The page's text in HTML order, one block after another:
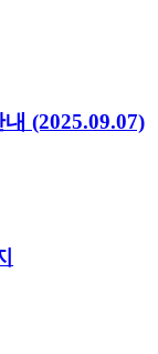
(2025.09.07)